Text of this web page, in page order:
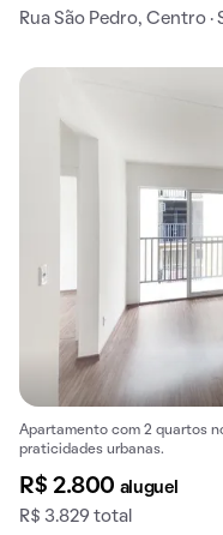
Rua São Pedro, Centro ·
Apartamento com 2 quartos
praticidades urbanas.
R$ 2.800 aluguel
R$ 3.829 total